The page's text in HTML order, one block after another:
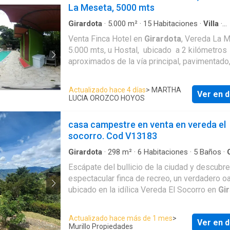
vereda degirardotate va encantar
La Meseta, 5000 mts
Girardota · 5.000 m² · 15 Habitaciones · Villa ·
Venta Finca Hotel en Girardota, Vereda La
5.000 mts, u Hostal, ubicado a 2 kilómetros
aproximados de la vía principal,
total aproximadamente 800 mts, cuenta con
cabañas con capacidad para varias personas
distribuidas así: 1 cabaña para 16 personas,
1 para 4 personas. además consta con 3
piscina con mirador, quebrada con jacuzzi
bosque de guadua, senderos ecológicos,
verdes picnic para acampar. parqueaderos,
24 horas y Facilidad de transporte público,
otros.
Actualizado hace 4 días> MARTHA
LUCIA OROZCO HOYOS
Ver en
casa campestre en venta en vereda el
socorro. Cod V13183
Girardota · 298 m² · 6 Habitaciones · 5 Baños ·
Escápate del bullicio de la ciudad y
espectacular finca de recreo, un verdadero
ubicado en la idílica Vereda El Socorro en
experiencia en sí misma, a través de una
vía veredal que te prepara para el descanso
Actualizado hace más de 1 mes>
Murillo Propiedades
Ver en